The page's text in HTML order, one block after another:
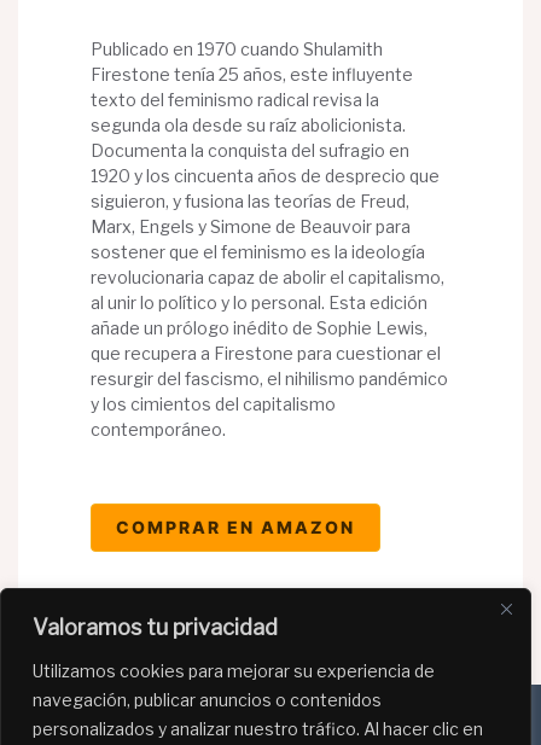
Valoramos tu privacidad
Utilizamos cookies para mejorar su experiencia de
navegación, publicar anuncios o contenidos
personalizados y analizar nuestro tráfico. Al hacer clic en
Publicado en 1970 cuando Shulamith
Firestone tenía 25 años, este influyente
texto del feminismo radical revisa la
segunda ola desde su raíz abolicionista.
Documenta la conquista del sufragio en
1920 y los cincuenta años de desprecio que
siguieron, y fusiona las teorías de Freud,
Marx, Engels y Simone de Beauvoir para
sostener que el feminismo es la ideología
revolucionaria capaz de abolir el capitalismo,
al unir lo político y lo personal. Esta edición
añade un prólogo inédito de Sophie Lewis,
que recupera a Firestone para cuestionar el
resurgir del fascismo, el nihilismo pandémico
y los cimientos del capitalismo
contemporáneo.
COMPRAR EN AMAZON